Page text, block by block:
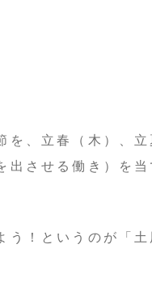
、立春（木）、
させる働き）を
！というのが「土